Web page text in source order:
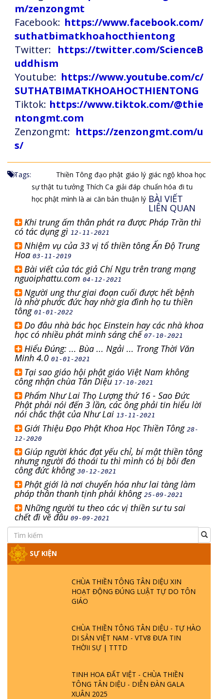
m/zenzongmt
Facebook: https://www.facebook.com/
suthatbimatkhoahocthientong
Twitter: https://twitter.com/ScienceB
uddhism
Youtube: https://www.youtube.com/c/
SUTHATBIMATKHOAHOCTHIENTONG
Tiktok: https://www.tiktok.com/@thie
ntongmt.com
Zenzongmt: https://zenzongmt.com/u
s/
Tags: Thiền Tông đạo phật giáo lý giác ngộ khoa học
sự thật tu tưởng Thích Ca giải đáp chuẩn hóa đi tu
học phật mình là ai căn bản thuận lý BÀI VIẾT
LIÊN QUAN
Khi trung ấm thân phát ra được Pháp Trần thì
có tác dụng gì 12-11-2021
Nhiệm vụ của 33 vị tổ thiền tông Ấn Độ Trung
Hoa 03-11-2019
Bài viết của tác giả Chí Ngu trên trang mạng
nguoiphattu.com 04-12-2021
Người ung thư giai đoạn cuối được hết bệnh
là nhờ phước đức hay nhờ gia đình họ tu thiền
tông 01-01-2022
Do đâu nhà bác học Einstein hay các nhà khoa
học có nhiều phát minh sáng chế 07-10-2021
Hiểu Đúng: ... Bùa ... Ngải ... Trong Thời Văn
Minh 4.0 01-01-2021
Tại sao giáo hội phật giáo Việt Nam không
công nhận chùa Tân Diệu 17-10-2021
Phẩm Như Lai Thọ Lượng thứ 16 - Sao Đức
Phật phải nói đến 3 lần, các ông phải tin hiểu lời
nói chắc thật của Như Lai 13-11-2021
Giới Thiệu Đạo Phật Khoa Học Thiền Tông 28-
12-2020
Giúp người khác đạt yếu chỉ, bí mật thiền tông
nhưng người đó thoái tu thì mình có bị bôi đen
công đức không 30-12-2021
Phật giới là nơi chuyển hóa như lai tàng làm
pháp thân thanh tịnh phải không 25-09-2021
Những người tu theo các vị thiền sư tu sai
chết đi về đâu 09-09-2021
SỰ KIỆN
CHÙA THIỀN TÔNG TÂN DIỆU XIN
HOẠT ĐỘNG ĐÚNG LUẬT TỰ DO TÔN
GIÁO
CHÙA THIỀN TÔNG TÂN DIỆU - TỰ HÀO
DI SẢN VIỆT NAM - VTV8 ĐƯA TIN
THỜII SỰ | TTTD
TINH HOA ĐẤT VIỆT - CHÙA THIỀN
TÔNG TÂN DIỆU - DIỄN ĐÀN GALA
XUÂN 2025